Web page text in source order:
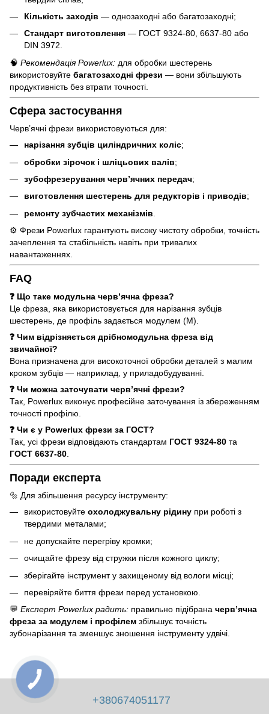
Кількість заходів — однозаходні або багатозаходні;
Стандарт виготовлення — ГОСТ 9324-80, 6637-80 або
DIN 3972.
🧠 Рекомендація Powerlux: для обробки шестерень
використовуйте багатозаходні фрези — вони збільшують
продуктивність без втрати точності.
Сфера застосування
Черв’ячні фрези використовуються для:
нарізання зубців циліндричних коліс;
обробки зірочок і шліцьових валів;
зубофрезерування черв’ячних передач;
виготовлення шестерень для редукторів і приводів;
ремонту зубчастих механізмів
⚙️ Фрези Powerlux гарантують високу чистоту обробки, точність
зачеплення та стабільність навіть при тривалих
навантаженнях.
FAQ
❓ Що таке модульна черв’ячна фреза?
Це фреза, яка використовується для нарізання зубців
шестерень, де профіль задається модулем (M).
❓ Чим відрізняється дрібномодульна фреза від
звичайної?
Вона призначена для високоточної обробки деталей з малим
кроком зубців — наприклад, у приладобудуванні.
❓ Чи можна заточувати черв’ячні фрези?
Так, Powerlux виконує професійне заточування із збереженням
точності профілю.
❓ Чи є у Powerlux фрези за ГОСТ?
Так, усі фрези відповідають стандартам ГОСТ 9324-80 та
ГОСТ 6637-80
Поради експерта
🔩 Для збільшення ресурсу інструменту:
використовуйте охолоджувальну рідину при роботі з
твердими металами;
не допускайте перегріву кромки;
очищайте фрезу від стружки після кожного циклу;
зберігайте інструмент у захищеному від вологи місці;
перевіряйте биття фрези перед установкою.
💬 Експерт Powerlux радить: правильно підібрана черв’ячна
фреза за модулем і профілем збільшує точність
зубонарізання та зменшує зношення інструменту удвічі.
+380674051177